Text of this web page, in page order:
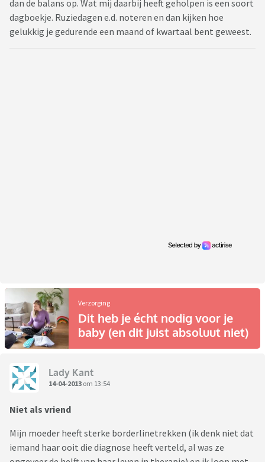
dan de balans op. Wat mij daarbij heeft geholpen is een soort
dagboekje. Ruziedagen e.d. noteren en dan kijken hoe
gelukkig je gedurende een maand of kwartaal bent geweest.
Verzorging
Dit heb je écht nodig voor je
baby (en dit juist absoluut niet)
Lady Kant
14-04-2013 om 13:54
Niet als vriend
Mijn moeder heeft sterke borderlinetrekken (ik denk niet dat
iemand haar ooit die diagnose heeft verteld, al was ze